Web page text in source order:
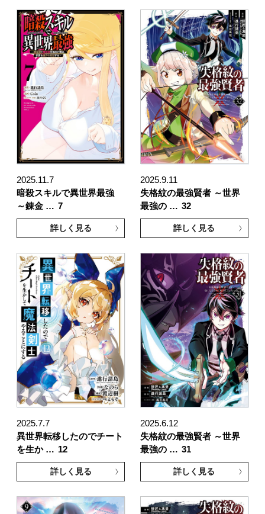
2025.11.7
暗殺スキルで異世界最強
～錬金 … 7
詳しく見る
2025.9.11
失格紋の最強賢者 ～世界
最強の … 32
詳しく見る
2025.7.7
異世界転移したのでチート
を生か … 12
詳しく見る
2025.6.12
失格紋の最強賢者 ～世界
最強の … 31
詳しく見る